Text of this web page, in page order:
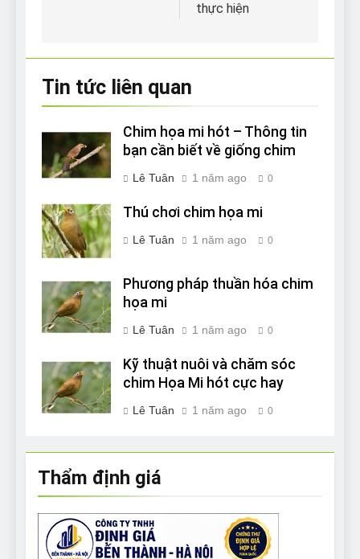
thực hiện
Tin tức liên quan
Chim họa mi hót – Thông tin
bạn cần biết về giống chim
Lê Tuân 1 năm ago 0
Thú chơi chim họa mi
Lê Tuân 1 năm ago 0
Phương pháp thuần hóa chim
họa mi
Lê Tuân 1 năm ago 0
Kỹ thuật nuôi và chăm sóc
chim Họa Mi hót cực hay
Lê Tuân 1 năm ago 0
Thẩm định giá